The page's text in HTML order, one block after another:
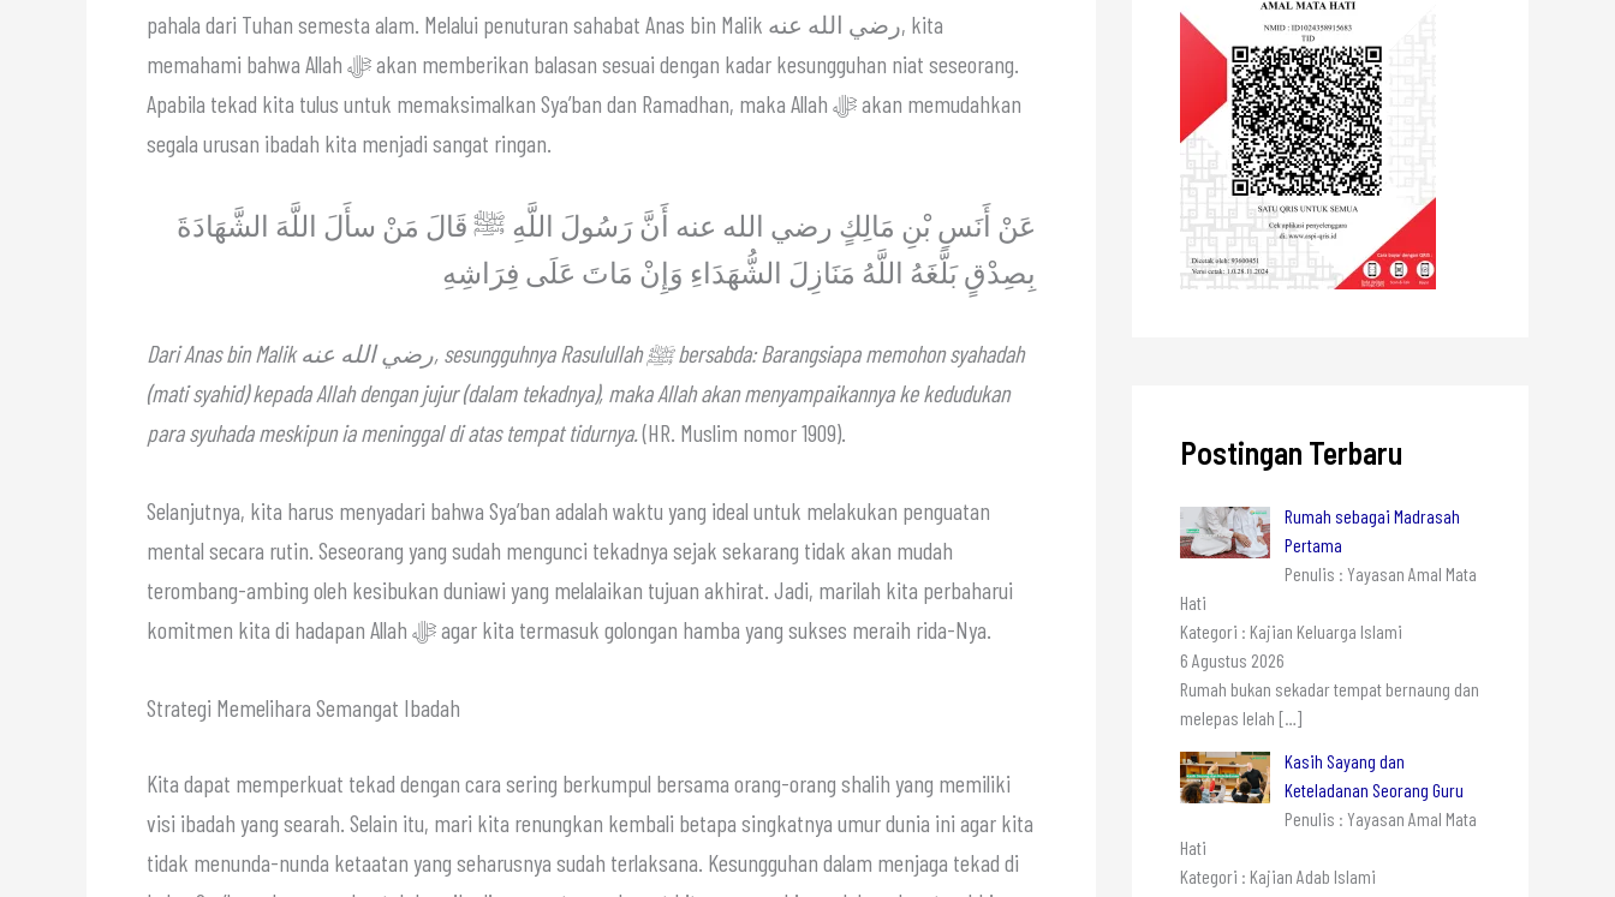
pahala dari Tuhan semesta alam. Melalui penuturan sahabat Anas bin Malik رضي الله عنه, kita
memahami bahwa Allah ﷻ akan memberikan balasan sesuai dengan kadar kesungguhan niat seseorang.
Apabila tekad kita tulus untuk memaksimalkan Sya’ban dan Ramadhan, maka Allah ﷻ akan memudahkan
segala urusan ibadah kita menjadi sangat ringan.
عَنْ أَنَسِ بْنِ مَالِكٍ رضي الله عنه أَنَّ رَسُولَ اللَّهِ ﷺ قَالَ مَنْ سأَلَ اللَّهَ الشَّهَادَةَ
بِصِدْقٍ بَلَّغَهُ اللَّهُ مَنَازِلَ الشُّهَدَاءِ وَإِنْ مَاتَ عَلَى فِرَاشِهِ
Dari Anas bin Malik رضي الله عنه, sesungguhnya Rasulullah ﷺ bersabda: Barangsiapa memohon syahadah
(mati syahid) kepada Allah dengan jujur (dalam tekadnya), maka Allah akan menyampaikannya ke kedudukan
para syuhada meskipun ia meninggal di atas tempat tidurnya.(HR. Muslim nomor 1909).
Selanjutnya, kita harus menyadari bahwa Sya’ban adalah waktu yang ideal untuk melakukan penguatan
mental secara rutin. Seseorang yang sudah mengunci tekadnya sejak sekarang tidak akan mudah
terombang-ambing oleh kesibukan duniawi yang melalaikan tujuan akhirat. Jadi, marilah kita perbaharui
komitmen kita di hadapan Allah ﷻ agar kita termasuk golongan hamba yang sukses meraih rida-Nya.
Strategi Memelihara Semangat Ibadah
Kita dapat memperkuat tekad dengan cara sering berkumpul bersama orang-orang shalih yang memiliki
visi ibadah yang searah. Selain itu, mari kita renungkan kembali betapa singkatnya umur dunia ini agar kita
tidak menunda-nunda ketaatan yang seharusnya sudah terlaksana. Kesungguhan dalam menjaga tekad di
Postingan Terbaru
Rumah sebagai Madrasah
Pertama
Penulis : Yayasan Amal Mata
Hati
Kategori : Kajian Keluarga Islami
6 Agustus 2026
Rumah bukan sekadar tempat bernaung dan
melepas lelah […]
Kasih Sayang dan
Keteladanan Seorang Guru
Penulis : Yayasan Amal Mata
Hati
Kategori : Kajian Adab Islami